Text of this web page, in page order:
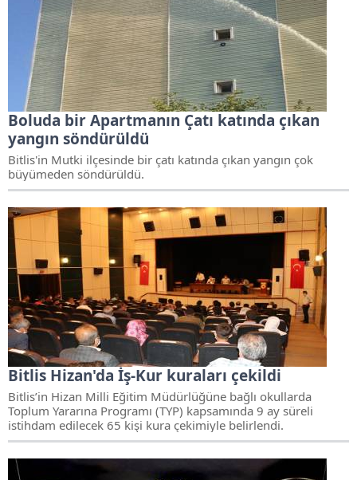
Boluda bir Apartmanın Çatı katında çıkan
yangın söndürüldü
Bitlis'in Mutki ilçesinde bir çatı katında çıkan yangın çok
büyümeden söndürüldü.
Bitlis Hizan'da İş-Kur kuraları çekildi
Bitlis’in Hizan Milli Eğitim Müdürlüğüne bağlı okullarda
Toplum Yararına Programı (TYP) kapsamında 9 ay süreli
istihdam edilecek 65 kişi kura çekimiyle belirlendi.